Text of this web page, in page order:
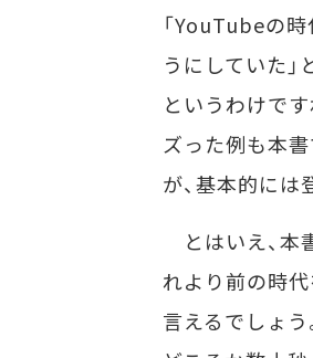
「YouTubeの
うにしていた」
というわけで
ズった例も本
が、基本的に
とはいえ、本
れより前の時
言えるでしょう